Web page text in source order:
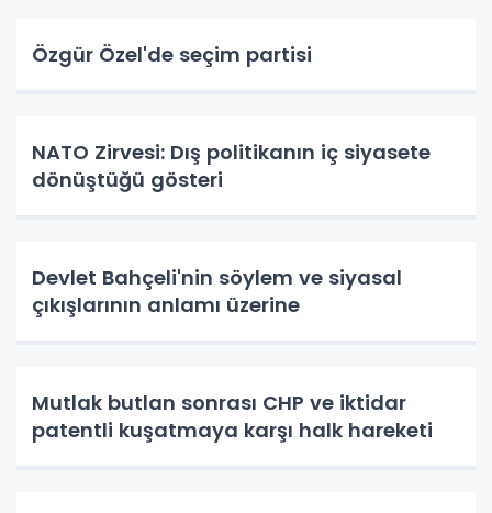
Özgür Özel'de seçim partisi
NATO Zirvesi: Dış politikanın iç siyasete
dönüştüğü gösteri
Devlet Bahçeli'nin söylem ve siyasal
çıkışlarının anlamı üzerine
Mutlak butlan sonrası CHP ve iktidar
patentli kuşatmaya karşı halk hareketi